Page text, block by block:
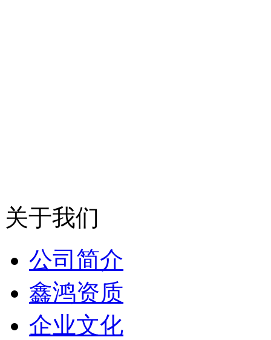
关于我们
公司简介
鑫鸿资质
企业文化